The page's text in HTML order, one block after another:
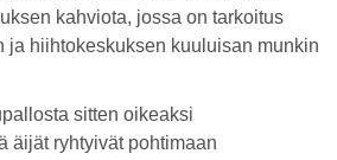
kahviota, jossa on tarkoitus
ja hiihtokeskuksen kuuluisan munkin
sitten oikeaksi
äijät ryhtyivät pohtimaan